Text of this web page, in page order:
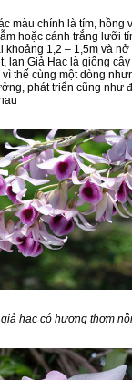
màu chính là tím, hồng
hoặc cánh trắng lưỡi
khoảng 1,2 – 1,5m và
lan Giả Hạc là giống
thế cùng một dòng
phát triển cũng như
hạc có hương thơm